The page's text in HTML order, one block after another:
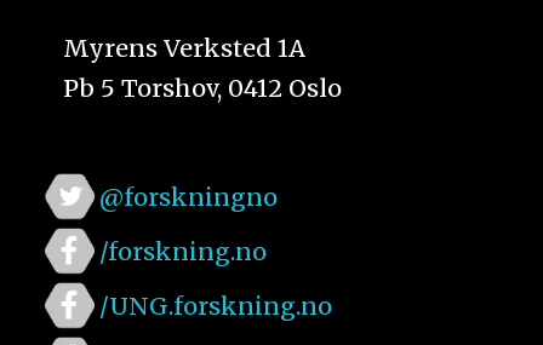
Myrens Verksted 1A
Pb 5 Torshov, 0412 Oslo
@forskningno
/forskning.no
/UNG.forskning.no